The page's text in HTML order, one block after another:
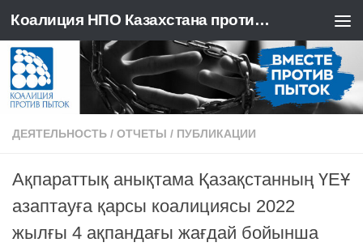
Перейти к содержимому Коалиция НПО Казахстана против пыток
ДЕЯТЕЛЬНОСТЬ / ОТЧЕТЫ / ПУБЛИКАЦИИ
Ақпараттық анықтама Қазақстанның ҮЕҰ
азаптауға қарсы коалициясы 2022
жылғы 4 ақпандағы жағдай бойынша